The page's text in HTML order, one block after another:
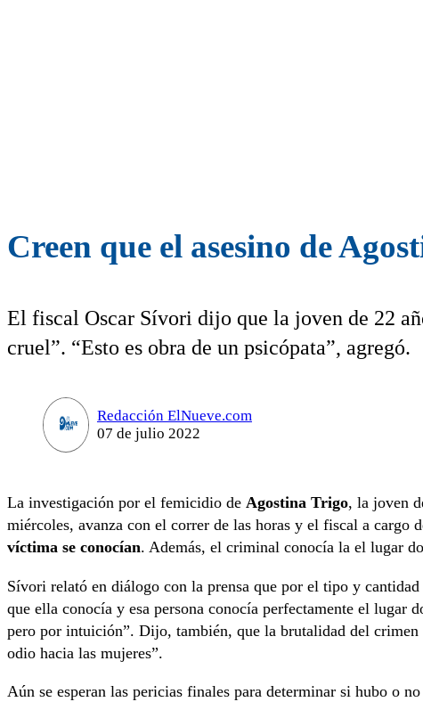
Creen que el asesino de
El fiscal Oscar Sívori dijo que la joven de 22
cruel”. “Esto es obra de un psicópata”, agregó.
Redacción ElNueve.com
07 de julio 2022
La investigación por el femicidio de Agostina Trigo, la joven
miércoles, avanza con el correr de las horas y el fiscal a cargo
víctima se conocían. Además, el criminal conocía la el lugar
Sívori relató en diálogo con la prensa que por el tipo y
que ella conocía y esa persona conocía perfectamente el lugar
pero por intuición”. Dijo, también, que la brutalidad del
odio hacia las mujeres”.
Aún se esperan las pericias finales para determinar si hubo o